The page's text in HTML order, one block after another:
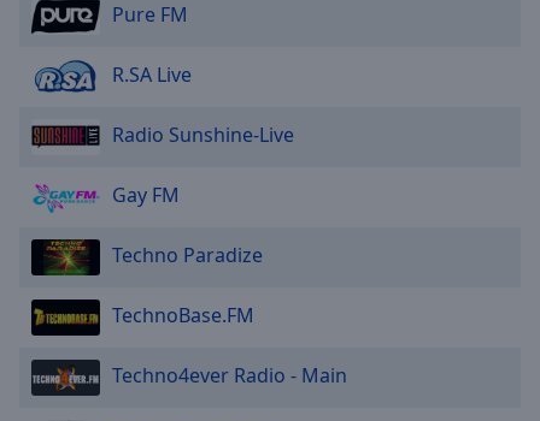
Pure FM
R.SA Live
Radio Sunshine-Live
Gay FM
Techno Paradize
TechnoBase.FM
Techno4ever Radio - Main